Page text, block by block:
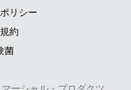
リシー
約
菌